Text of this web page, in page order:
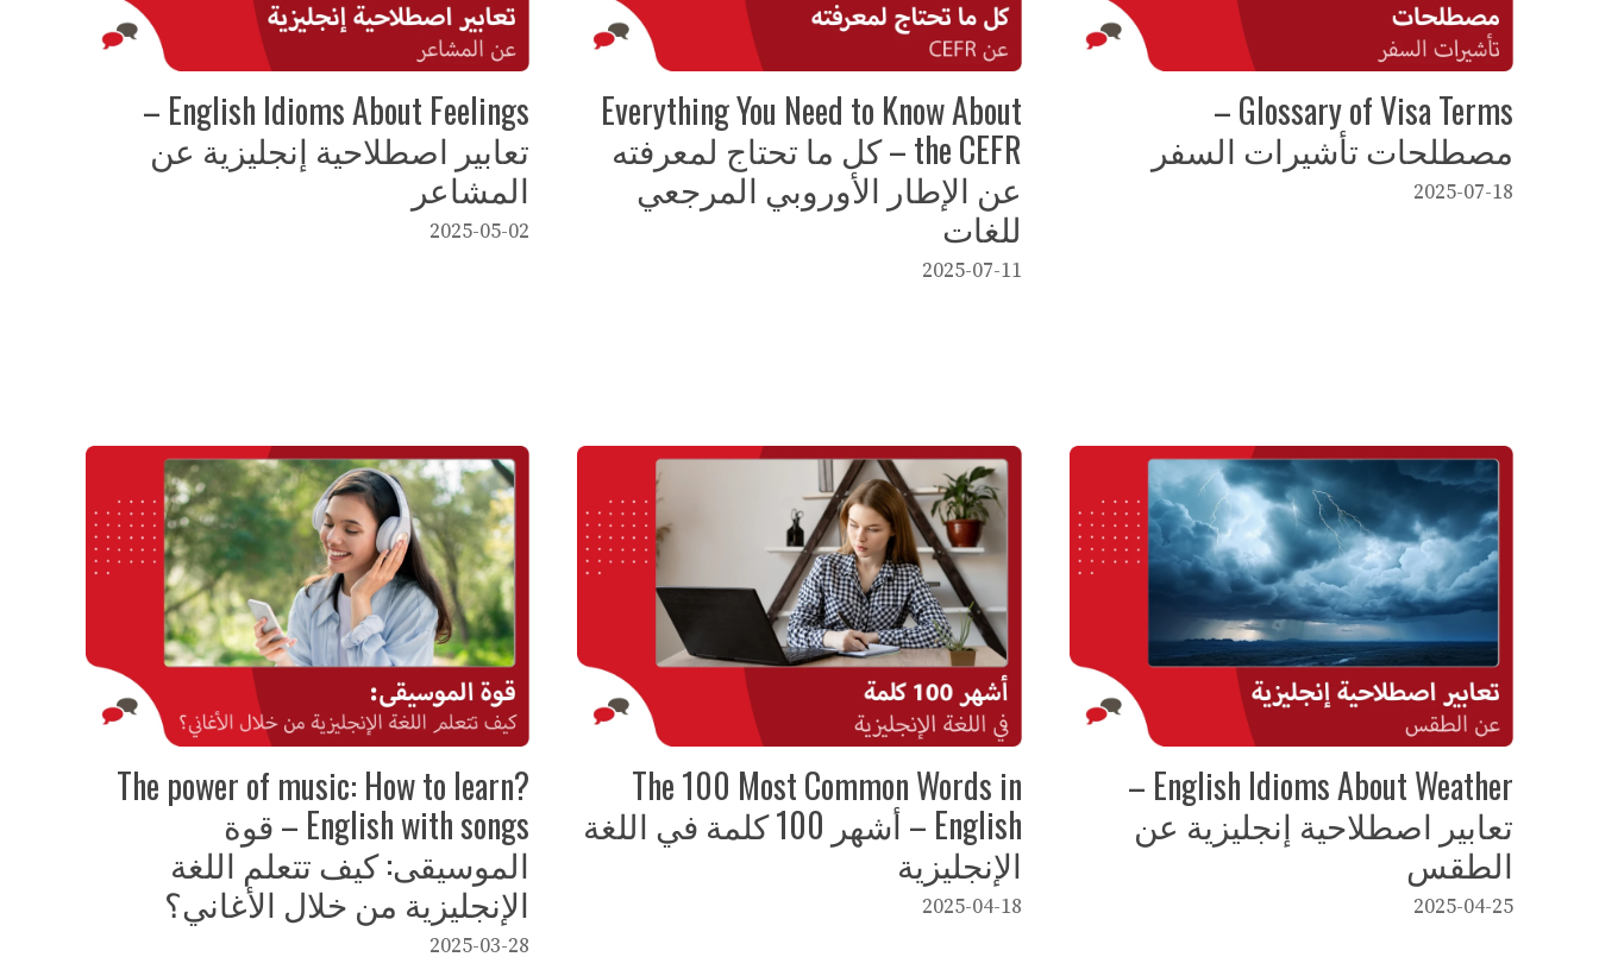
Glossary of Visa Terms –
مصطلحات تأشيرات السفر
2025-07-18
Everything You Need to Know About
the CEFR – كل ما تحتاج لمعرفته
عن الإطار الأوروبي المرجعي
للغات
2025-07-11
English Idioms About Feelings –
تعابير اصطلاحية إنجليزية عن
المشاعر
2025-05-02
English Idioms About Weather –
تعابير اصطلاحية إنجليزية عن
الطقس
2025-04-25
The 100 Most Common Words in
English – أشهر 100 كلمة في اللغة
الإنجليزية
2025-04-18
?The power of music: How to learn
English with songs – قوة
الموسيقى: كيف تتعلم اللغة
الإنجليزية من خلال الأغاني؟
2025-03-28